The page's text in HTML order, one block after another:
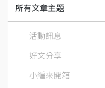
所有文章主題
活動訊息
好文分享
小編來開箱